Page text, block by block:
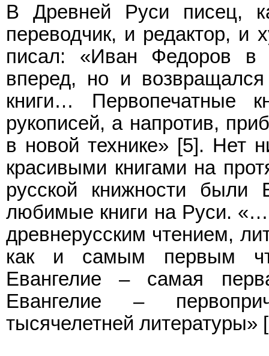
В Древней Руси писец,
переводчик, и редактор, и
писал: «Иван Федоров в
вперед, но и
книги… Первопечатные
рукописей, а напротив,
в новой технике» [5]. Нет
красивыми книгами на
русской книжности
любимые книги на Руси.
древнерусским чтением,
как и самым первым
Евангелие – самая
Евангелие –
тысячелетней литературы»